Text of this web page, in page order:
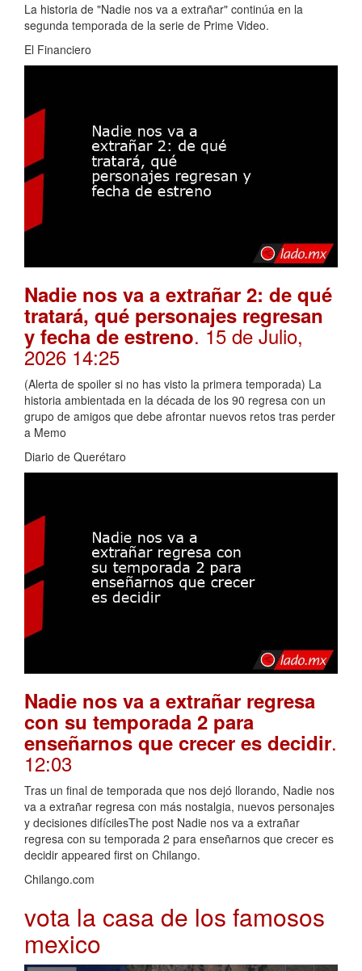
La historia de "Nadie nos va a extrañar" continúa en la
segunda temporada de la serie de Prime Video.
El Financiero
Nadie nos va a extrañar 2: de qué
tratará, qué personajes regresan
y fecha de estreno. 15 de Julio,
2026 14:25
(Alerta de spoiler si no has visto la primera temporada) La
historia ambientada en la década de los 90 regresa con un
grupo de amigos que debe afrontar nuevos retos tras perder
a Memo
Diario de Querétaro
Nadie nos va a extrañar regresa
con su temporada 2 para
enseñarnos que crecer es decidir.
12:03
Tras un final de temporada que nos dejó llorando, Nadie nos
va a extrañar regresa con más nostalgia, nuevos personajes
y decisiones difícilesThe post Nadie nos va a extrañar
regresa con su temporada 2 para enseñarnos que crecer es
decidir appeared first on Chilango.
Chilango.com
vota la casa de los famosos
mexico